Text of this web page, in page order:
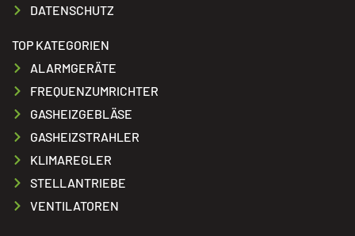
DATENSCHUTZ
TOP KATEGORIEN
ALARMGERÄTE
FREQUENZUMRICHTER
GASHEIZGEBLÄSE
GASHEIZSTRAHLER
KLIMAREGLER
STELLANTRIEBE
VENTILATOREN